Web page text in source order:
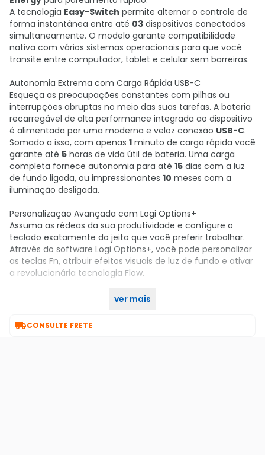
A tecnologia Easy-Switch permite alternar o controle de
forma instantânea entre até 03 dispositivos conectados
simultaneamente. O modelo garante compatibilidade
nativa com vários sistemas operacionais para que você
transite entre computador, tablet e celular sem barreiras.
Autonomia Extrema com Carga Rápida USB-C
Esqueça as preocupações constantes com pilhas ou
interrupções abruptas no meio das suas tarefas. A bateria
recarregável de alta performance integrada ao dispositivo
é alimentada por uma moderna e veloz conexão USB-C.
Somado a isso, com apenas 1 minuto de carga rápida você
garante até 5 horas de vida útil de bateria. Uma carga
completa fornece autonomia para até 15 dias com a luz
de fundo ligada, ou impressionantes 10 meses com a
iluminação desligada.
Personalização Avançada com Logi Options+
Assuma as rédeas da sua produtividade e configure o
teclado exatamente do jeito que você preferir trabalhar.
Através do software Logi Options+, você pode personalizar
as teclas Fn, atribuir efeitos visuais de luz de fundo e ativar
a revolucionária tecnologia Flow.
ver mais
CONSULTE FRETE